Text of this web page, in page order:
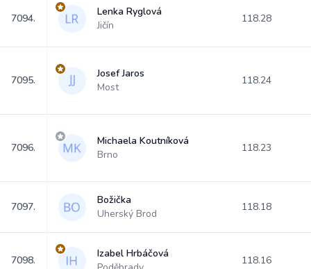
7094.
Lenka Ryglová
Jičín
118.28
7095.
Josef Jaros
Most
118.24
7096.
Michaela Koutníková
Brno
118.23
7097.
Božička
Uherský Brod
118.18
7098.
Izabel Hrbáčová
118.16